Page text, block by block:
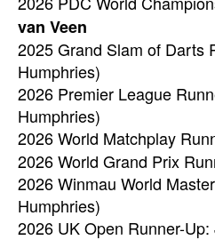
van Veen
2025 Grand Slam of Darts
Humphries)
2026 Premier League
Humphries)
2026 World Matchplay
2026 World Grand Prix
2026 Winmau World
Humphries)
2026 UK Open Runner-Up: